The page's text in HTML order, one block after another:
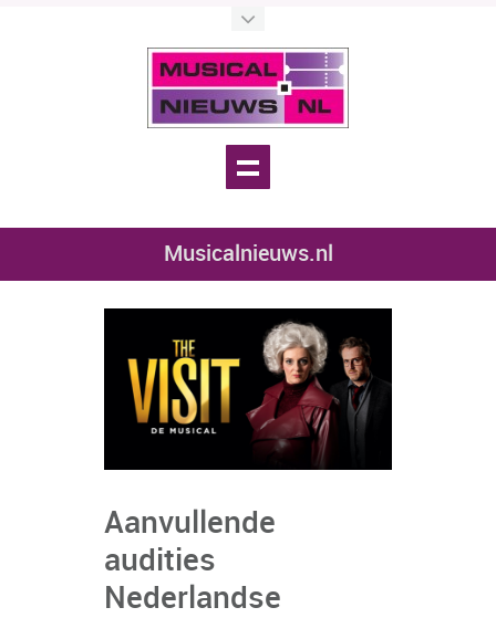
Musicalnieuws.nl
Aanvullende
audities
Nederlandse